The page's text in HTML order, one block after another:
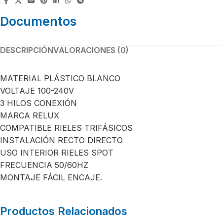
Documentos
DESCRIPCIÓNVALORACIONES (0)
MATERIAL PLÁSTICO BLANCO
VOLTAJE 100-240V
3 HILOS CONEXIÓN
MARCA RELUX
COMPATIBLE RIELES TRIFÁSICOS
INSTALACIÓN RECTO DIRECTO
USO INTERIOR RIELES SPOT
FRECUENCIA 50/60HZ
MONTAJE FÁCIL ENCAJE.
Productos Relacionados